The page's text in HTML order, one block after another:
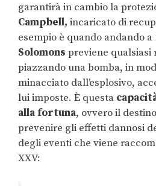
garantirà in cambio la
Campbell, incaricato di
esempio è quando andando
Solomons previene qualsiasi
piazzando una bomba, in
minacciato dall’esplosivo,
lui imposte. È questa
alla fortuna, ovvero il
prevenire gli effetti dannosi
degli eventi che viene
XXV: